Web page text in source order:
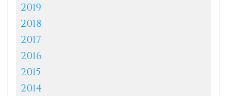
2019
2018
2017
2016
2015
2014